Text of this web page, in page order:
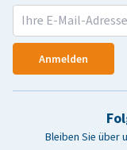
Anmelden
Bleiben Sie über